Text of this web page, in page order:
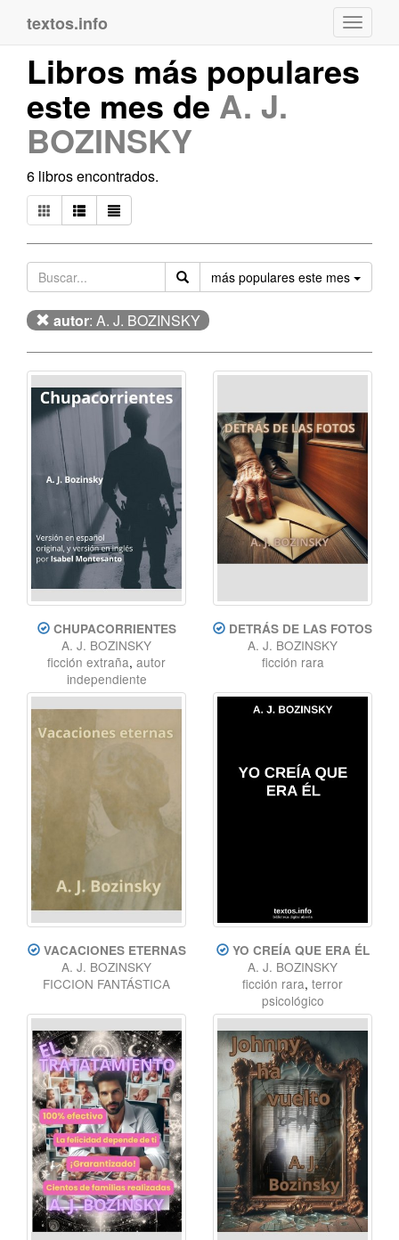
textos.info
Libros más populares
este mes deA. J.
BOZINSKY
6 libros encontrados.
más populares este mes
autor: A. J. BOZINSKY
CHUPACORRIENTES
A. J. BOZINSKY
ficción extraña, autor
independiente
DETRÁS DE LAS FOTOS
A. J. BOZINSKY
ficción rara
VACACIONES ETERNAS
A. J. BOZINSKY
FICCION FANTÁSTICA
YO CREÍA QUE ERA ÉL
A. J. BOZINSKY
ficción rara, terror
psicológico